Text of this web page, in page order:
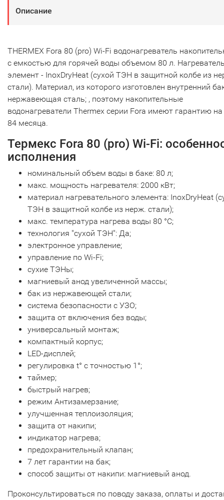
Описание
THERMEX Fora 80 (pro) Wi-Fi водонагреватель
с емкостью для горячей воды объемом 80 л.
элемент - InoxDryHeat (сухой ТЭН в защитной колбе из
стали). Материал, из которого изготовлен внутренний
нержавеющая сталь; , поэтому накопительные
водонагреватели Thermex серии Fora имеют гарантию на
84 месяца.
Термекс Fora 80 (pro) Wi-Fi:
исполнения
номинальный объем воды в баке: 80 л;
макс. мощность нагревателя: 2000 кВт;
материал нагревательного элемента: InoxDryHeat
ТЭН в защитной колбе из нерж. стали);
макс. температура нагрева воды 80 °С;
технология "сухой ТЭН": Да;
электронное управление;
управление по Wi-Fi;
сухие ТЭНы;
магниевый анод увеличенной массы;
бак из нержавеющей стали;
система безопасности c УЗО;
защита от включения без воды;
универсальный монтаж;
компактный корпус;
LED-дисплей;
регулировка t° с точностью 1°;
таймер;
быстрый нагрев;
режим Антизамерзание;
улучшенная теплоизоляция;
защита от накипи;
индикатор нагрева;
предохранительный клапан;
7 лет гарантии на бак;
способ защиты от накипи: магниевый анод.
Проконсультироваться по поводу заказа, оплаты и